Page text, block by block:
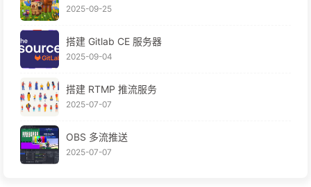
2025-09-25
搭建 Gitlab CE 服务器
2025-09-04
搭建 RTMP 推流服务
2025-07-07
OBS 多流推送
2025-07-07